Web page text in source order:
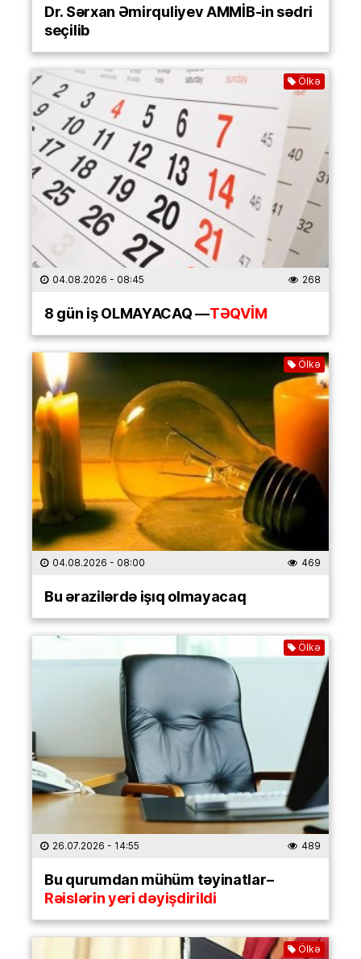
Dr. Sərxan Əmirquliyev AMMİB-in sədri
seçilib
Ölkə
04.08.2026 - 08:45 268
8 gün iş OLMAYACAQ —TƏQVİM
Ölkə
04.08.2026 - 08:00 469
Bu ərazilərdə işıq olmayacaq
Ölkə
26.07.2026 - 14:55 489
Bu qurumdan mühüm təyinatlar–
Rəislərin yeri dəyişdirildi
Ölkə